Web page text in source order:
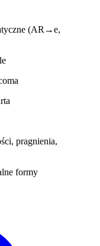
(AR→e,
pragnienia,
formy